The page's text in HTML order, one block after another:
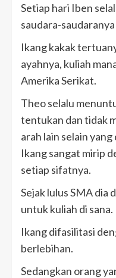
Setiap hari Iben
saudara-
Ikang kakak
ayahnya, kuliah
Amerika Serikat.
Theo selalu
tentukan dan tidak
arah lain selain
Ikang sangat mirip
setiap sifatnya.
Sejak lulus SMA dia
untuk kuliah di sana.
Ikang difasilitasi
berlebihan.
Sedangkan orang